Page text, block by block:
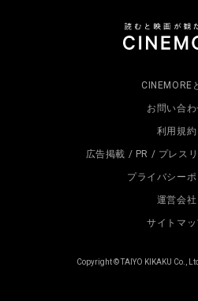
CINEMORE
お問い合わ
利用規約
広告掲載 / PR / プレス
プライバシーポ
運営会社
サイトマ
Copyright © TAIYO KIKAKU Co.,